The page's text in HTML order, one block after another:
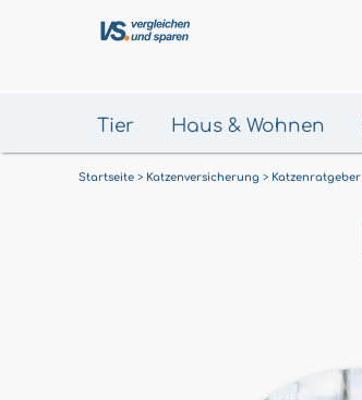
Tier Haus & Wohnen
Startseite Katzenversicherung Katzenratgeber